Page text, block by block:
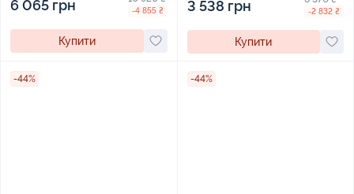
6 065 грн -4 855 ₴
Купити
3 538 грн -2 832 ₴
Купити
-44% -44%